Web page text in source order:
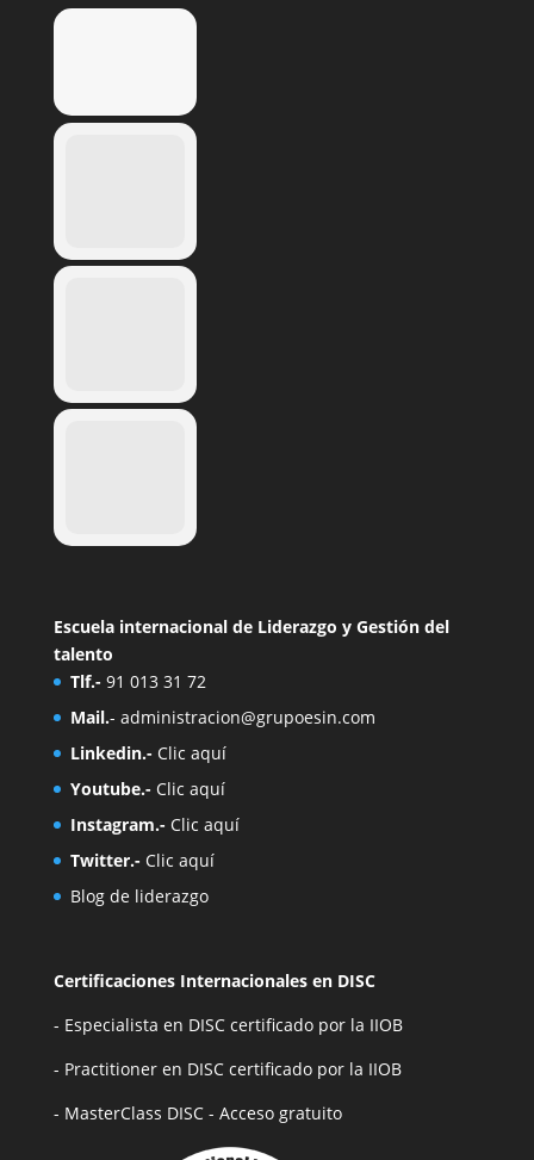
Escuela internacional de Liderazgo y Gestión del
talento
Tlf.- 91 013 31 72
Mail.- administracion@grupoesin.com
Linkedin.- Clic aquí
Youtube.- Clic aquí
Instagram.- Clic aquí
Twitter.- Clic aquí
Blog de liderazgo
Certificaciones Internacionales en DISC
- Especialista en DISC certificado por la IIOB
- Practitioner en DISC certificado por la IIOB
- MasterClass DISC - Acceso gratuito